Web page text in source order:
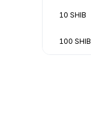
10 SHIB
100 SHIB